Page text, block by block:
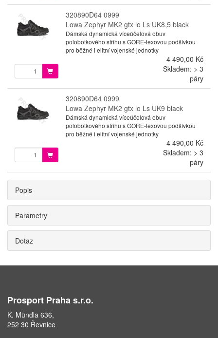
320890D64 0999
Lowa Zephyr MK2 gtx lo Ls UK8,5 black
Dámská dynamická víceúčelová obuv
polobotkového střihu s GORE-texovou podšívkou
pro běžné i elitní vojenské jednotky
4 490,00 Kč
Skladem: > 3
páry
320890D64 0999
Lowa Zephyr MK2 gtx lo Ls UK9 black
Dámská dynamická víceúčelová obuv
polobotkového střihu s GORE-texovou podšívkou
pro běžné i elitní vojenské jednotky
4 490,00 Kč
Skladem: > 3
páry
Popis
Parametry
Dotaz
Prosport Praha s.r.o.
K. Mündla 636,
252 30 Řevnice